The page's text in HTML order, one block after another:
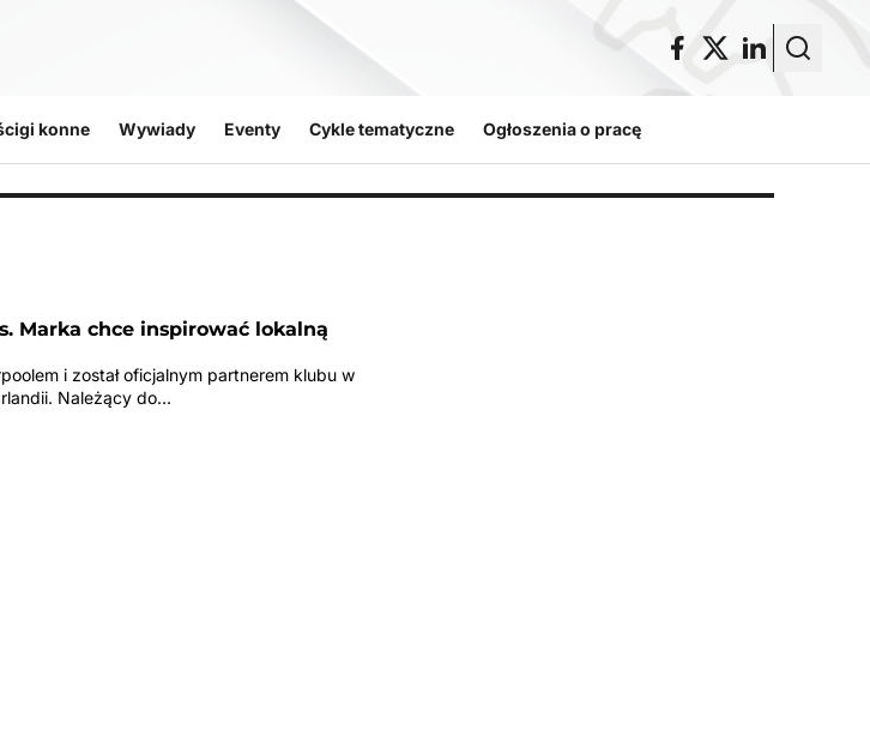
konne Wywiady Eventy Cykle tematyczne Ogłoszenia o pracę
Marka chce inspirować lokalną
i został oficjalnym partnerem klubu w
Należący do…